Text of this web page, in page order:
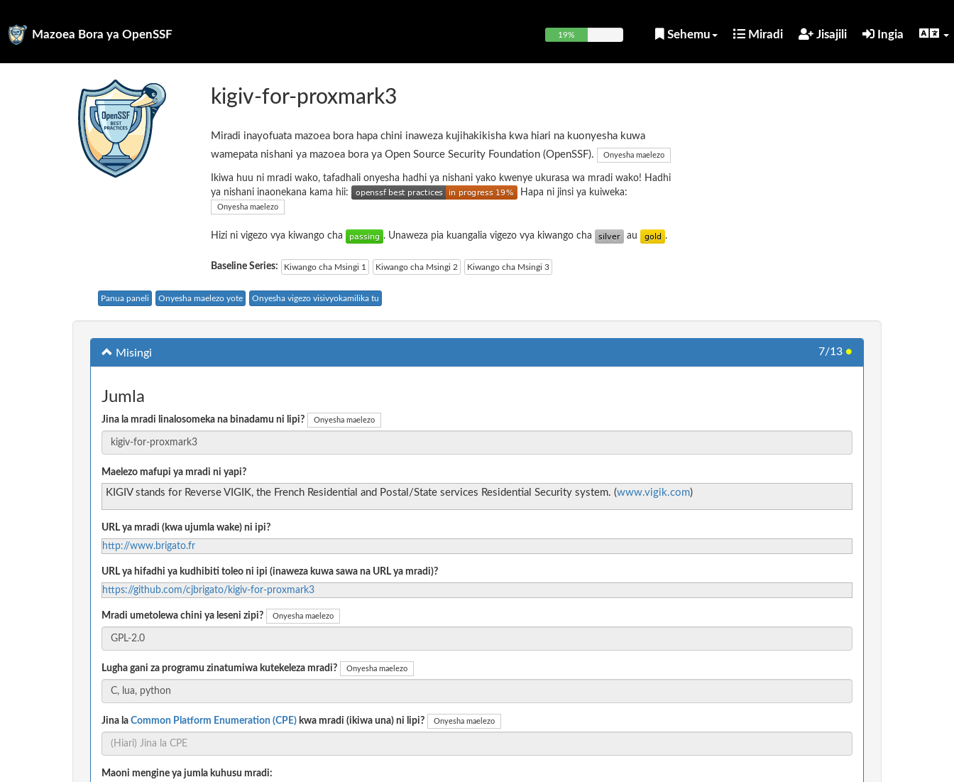
Mazoea Bora ya OpenSSF 19% Sehemu Miradi Jisajili Ingia
kigiv-for-proxmark3
Miradi inayofuata mazoea bora hapa chini inaweza kujihakikisha kwa hiari na kuonyesha kuwa
wamepata nishani ya mazoea bora ya Open Source Security Foundation (OpenSSF).
Onyesha maelezo
Ikiwa huu ni mradi wako, tafadhali onyesha hadhi ya nishani yako kwenye ukurasa wa mradi wako! Hadhi
ya nishani inaonekana kama hii:
Hapa ni jinsi ya kuiweka:
Onyesha maelezo
Hizi ni vigezo vya kiwango cha . Unaweza pia kuangalia vigezo vya kiwango cha au .
Baseline Series: Kiwango cha Msingi 1 Kiwango cha Msingi 2 Kiwango cha Msingi 3
Panua paneli Onyesha maelezo yote Onyesha vigezo visivyokamilika tu
Misingi 7/13 ●
Jumla
Jina la mradi linalosomeka na binadamu ni lipi? Onyesha maelezo
Maelezo mafupi ya mradi ni yapi?
KIGIV stands for Reverse VIGIK, the French Residential and Postal/State services Residential Security system. (www.vigik.com)
URL ya mradi (kwa ujumla wake) ni ipi?
http://www.brigato.fr
URL ya hifadhi ya kudhibiti toleo ni ipi (inaweza kuwa sawa na URL ya mradi)?
https://github.com/cjbrigato/kigiv-for-proxmark3
Mradi umetolewa chini ya leseni zipi? Onyesha maelezo
Lugha gani za programu zinatumiwa kutekeleza mradi? Onyesha maelezo
Jina la Common Platform Enumeration (CPE) kwa mradi (ikiwa una) ni lipi? Onyesha maelezo
Maoni mengine ya jumla kuhusu mradi: